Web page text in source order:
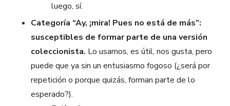
luego, sí.
Categoría “Ay, ¡mira! Pues no está de más”:
susceptibles de formar parte de una versión
coleccionista. Lo usamos, es útil, nos gusta, pero
puede que ya sin un entusiasmo fogoso (¿será por
repetición o porque quizás, forman parte de lo
esperado?).